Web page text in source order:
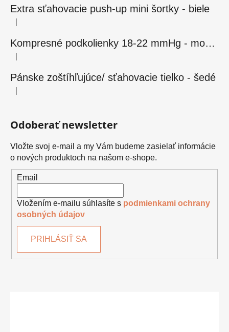
Extra sťahovacie push-up mini šortky - biele
Hodnotenie produktu je 5 z 5 hviezdičiek.
Kompresné podkolienky 18-22 mmHg - modré
Hodnotenie produktu je 5 z 5 hviezdičiek.
Pánske zoštíhľujúce/ sťahovacie tielko - šedé
Hodnotenie produktu je 5 z 5 hviezdičiek.
Odoberať newsletter
Vložte svoj e-mail a my Vám budeme zasielať informácie
o nových produktoch na našom e-shope.
Email
Vložením e-mailu súhlasíte s podmienkami ochrany
osobných údajov
PRIHLÁSIŤ SA